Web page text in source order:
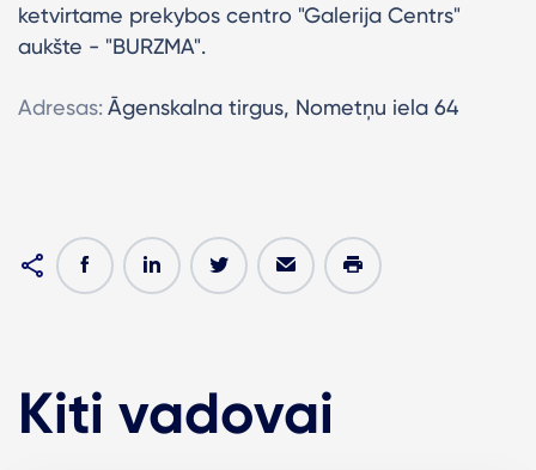
ketvirtame prekybos centro "Galerija Centrs"
aukšte - "BURZMA".
Adresas: Āgenskalna tirgus, Nometņu iela 64
Kiti vadovai